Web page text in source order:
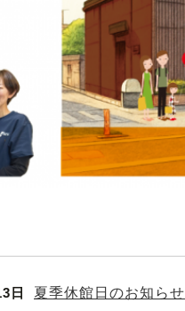
日 夏季休館日のお知らせ